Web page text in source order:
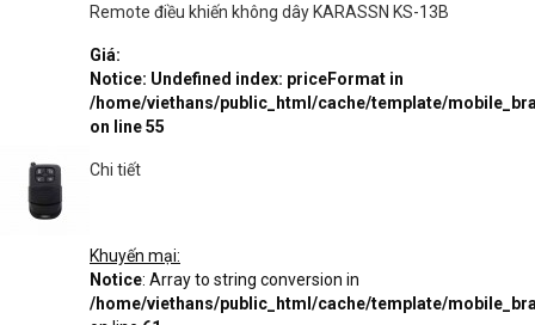
Remote điều khiến không dây KARASSN KS-13B
Giá:
Notice: Undefined index: priceFormat in
/home/viethans/public_html/cache/template/
on line55
Chi tiết
Khuyến mại:
Notice: Array to string conversion in
/home/viethans/public_html/cache/template/